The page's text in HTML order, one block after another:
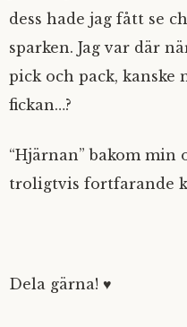
dess hade jag fått se
sparken. Jag var där
pick och pack, kanske
fickan…?
“Hjärnan” bakom min
troligtvis fortfarande
Dela gärna! ♥